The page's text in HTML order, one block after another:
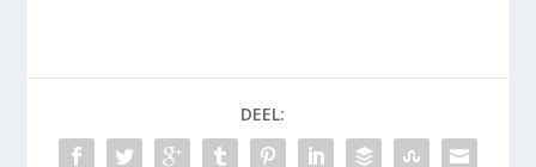
DEEL: